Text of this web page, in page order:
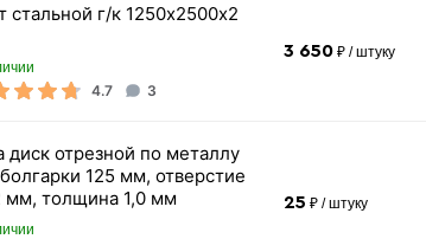
стальной г/к 1250х2500х2
4.7 3
3 650₽ / штуку
диск отрезной по металлу
125 мм, отверстие
мм, толщина 1,0 мм
25 ₽ / штуку
метра, тн
в 1 тонне
(6 м) кг